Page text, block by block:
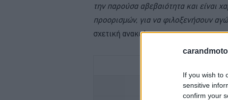
If you wish to
sensitive
confirm your
την παρούσα αβεβαιότητα και είναι
προορισμών, για να φιλοξενήσουν
σχετική ανακοίνωση.
ΕΛΕΓΧΟΣ ΚΤΕΟ;